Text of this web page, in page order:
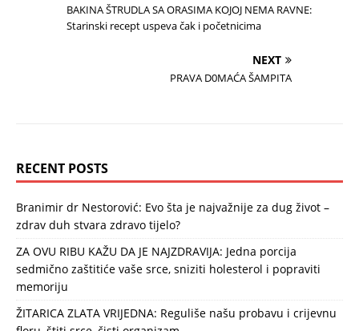
BAKINA ŠTRUDLA SA ORASIMA KOJOJ NEMA RAVNE:
Starinski recept uspeva čak i početnicima
NEXT
PRAVA D0MAĆA ŠAMPITA
RECENT POSTS
Branimir dr Nestorović: Evo šta je najvažnije za dug život –
zdrav duh stvara zdravo tijelo?
ZA OVU RIBU KAŽU DA JE NAJZDRAVIJA: Jedna porcija
sedmično zaštitiće vaše srce, sniziti holesterol i popraviti
memoriju
ŽITARICA ZLATA VRIJEDNA: Reguliše našu probavu i crijevnu